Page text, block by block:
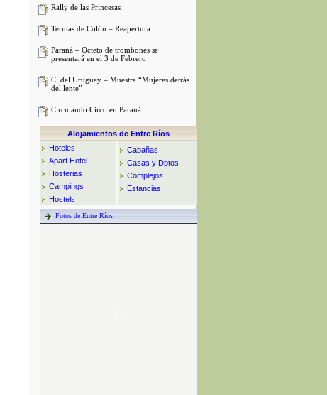
Rally de las Princesas
Termas de Colón – Reapertura
Paraná – Octeto de trombones se
presentará en el 3 de Febrero
C. del Uruguay – Muestra “Mujeres detrás
del lente”
Circulando Circo en Paraná
Alojamientos de Entre Ríos
Hoteles
Apart Hotel
Hosterias
Campings
Hostels
Cabañas
Casas y Dptos
Complejos
Estancias
Fotos de Entre Ríos